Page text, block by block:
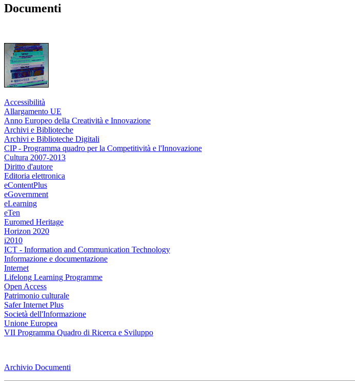
Documenti
Accessibilità
Allargamento UE
Anno Europeo della Creatività e Innovazione
Archivi e Biblioteche
Archivi e Biblioteche Digitali
CIP - Programma quadro per la Competitività e l'Innovazione
Cultura 2007-2013
Diritto d'autore
Editoria elettronica
eContentPlus
eGovernment
eLearning
eTen
Euromed Heritage
Horizon 2020
i2010
ICT - Information and Communication Technology
Informazione e documentazione
Internet
Lifelong Learning Programme
Open Access
Patrimonio culturale
Safer Internet Plus
Società dell'Informazione
Unione Europea
VII Programma Quadro di Ricerca e Sviluppo
Archivio Documenti